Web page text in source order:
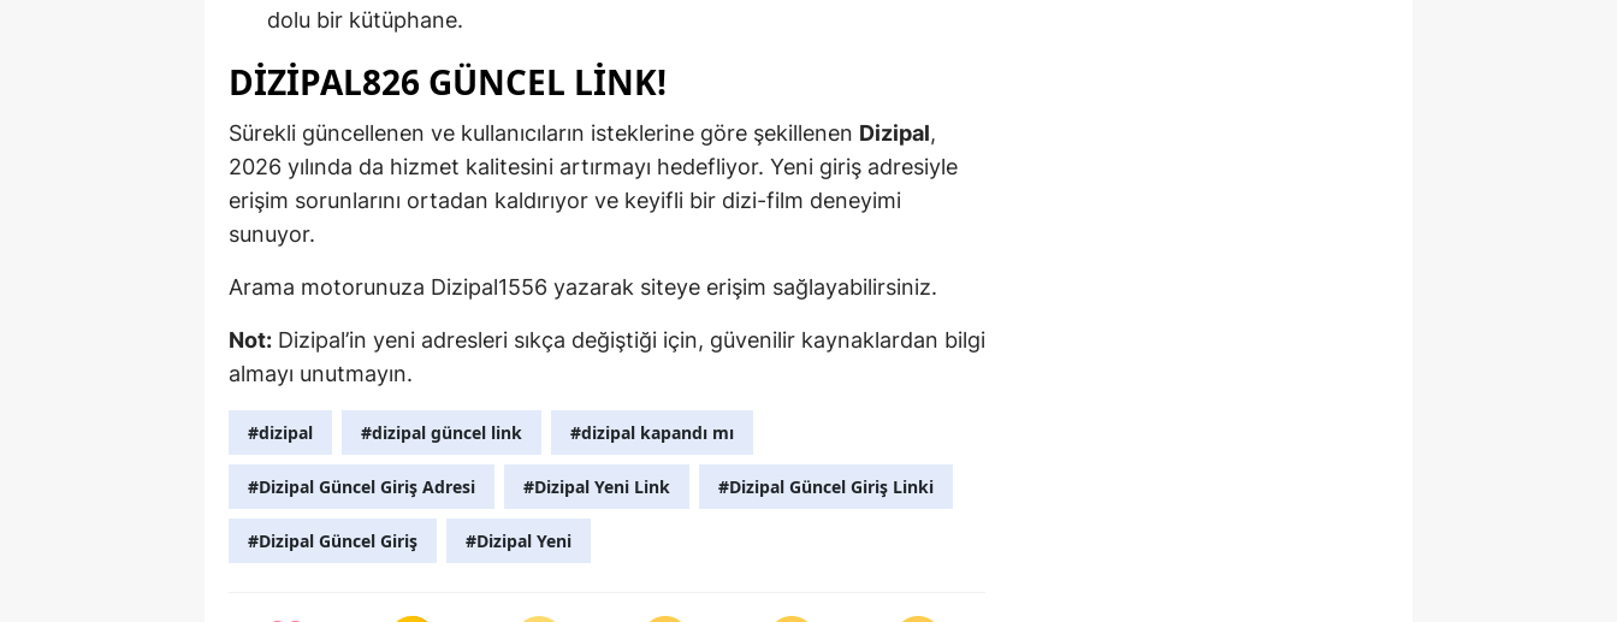
Ordu
Siirt
Tekirdağ
dolu bir kütüphane.
DIZIPAL826 GÜNCEL LİNK!
Sürekli güncellenen ve kullanıcıların isteklerine göre şekillenen Dizipal,
2026 yılında da hizmet kalitesini artırmayı hedefliyor. Yeni giriş adresiyle
erişim sorunlarını ortadan kaldırıyor ve keyifli bir dizi-film deneyimi
sunuyor.
Arama motorunuza Dizipal1556 yazarak siteye erişim sağlayabilirsiniz.
Not: Dizipal’in yeni adresleri sıkça değiştiği için, güvenilir kaynaklardan bilgi
almayı unutmayın.
#dizipal #dizipal güncel link #dizipal kapandı mı
#Dizipal Güncel Giriş Adresi #Dizipal Yeni Link #Dizipal Güncel Giriş Linki
#Dizipal Güncel Giriş #Dizipal Yeni